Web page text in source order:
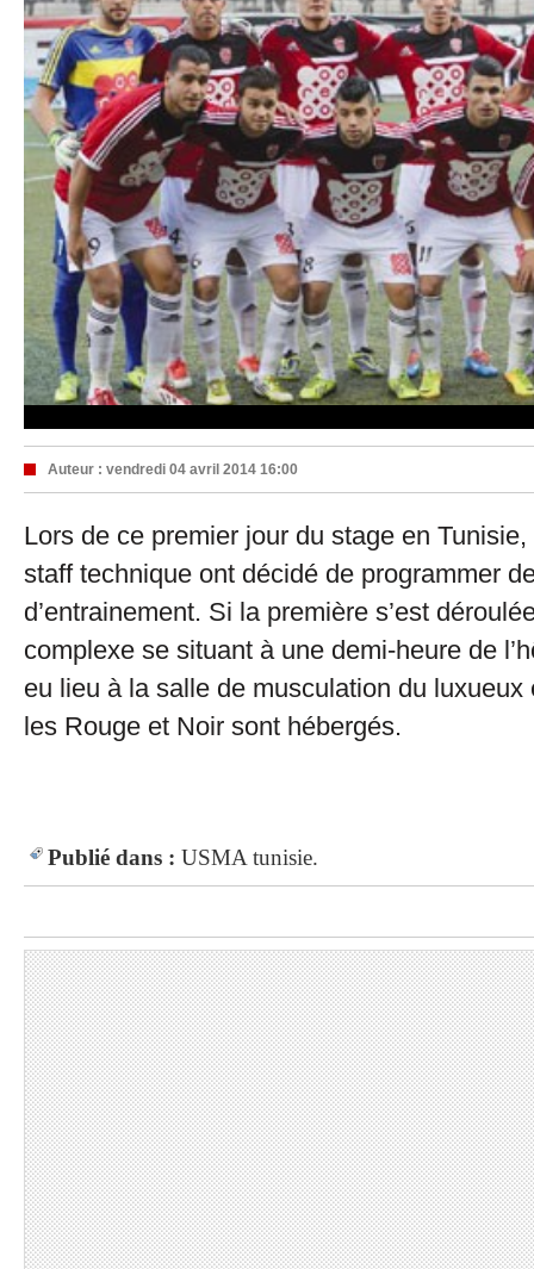
Auteur : vendredi 04 avril 2014 16:00
Lors de ce premier jour du stage en
staff technique ont décidé de programmer
d’entrainement. Si la première s’est
complexe se situant à une demi-heure de
eu lieu à la salle de musculation du luxueux
les Rouge et Noir sont hébergés.
Publié dans : USMA tunisie.